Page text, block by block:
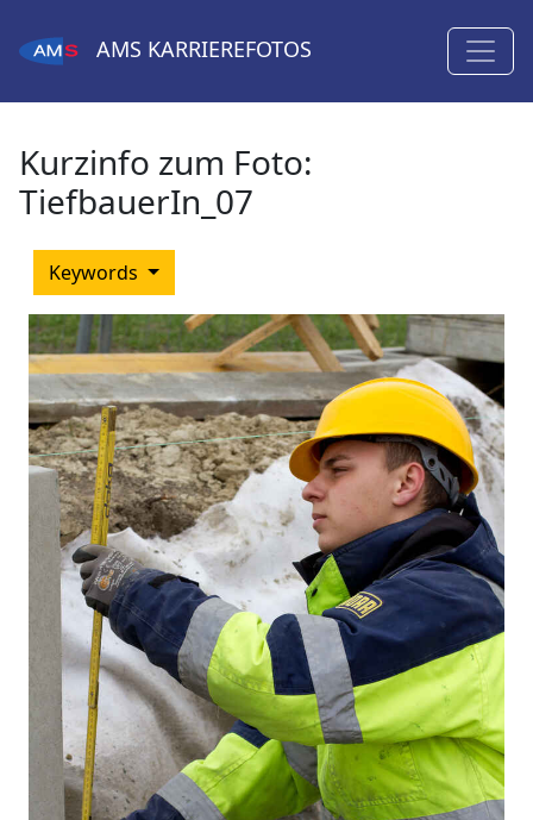
AMS KARRIEREFOTOS
Kurzinfo zum Foto:
TiefbauerIn_07
Keywords